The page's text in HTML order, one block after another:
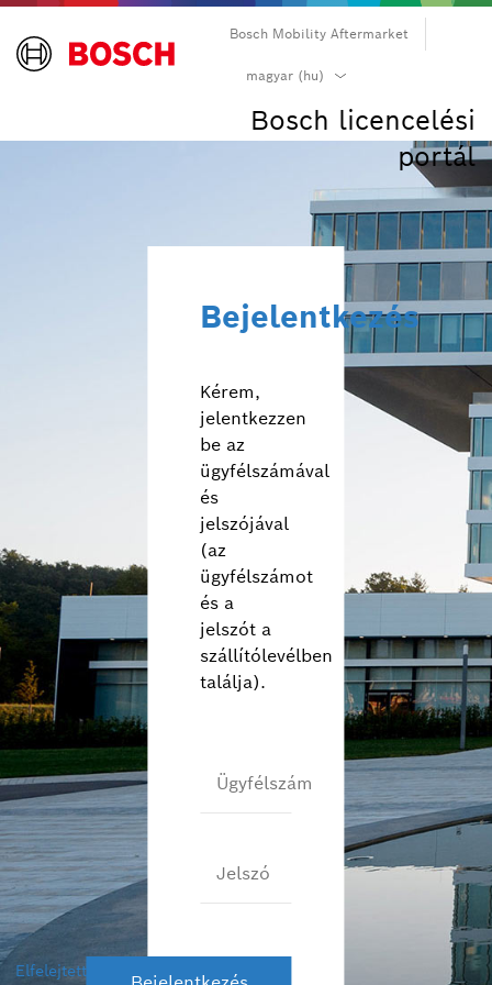
Bosch Mobility Aftermarket
magyar (hu)
dansk (da)
Deutsch (de)
Ελληνικά (el)
English (en)
español (es)
suomi (fi)
français (fr)
hrvatski (hr)
italiano (it)
日本語 (ja)
português (pt)
русский (ru)
svenska (sv)
Türkçe (tr)
中文 (zh)
Bosch licencelési
portál
Bejelentkezés
Kérem,
jelentkezzen
be az
ügyfélszámával
és
jelszójával
(az
ügyfélszámot
és a
jelszót a
szállítólevélben
találja).
Ügyfélszám
Jelszó
Elfelejtett